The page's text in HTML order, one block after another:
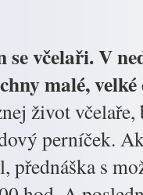
se včelaři. V
malé,
život
perníček.
přednáška s